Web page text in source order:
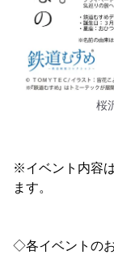
桜
※イベント内容
ます。
◇各イベントの